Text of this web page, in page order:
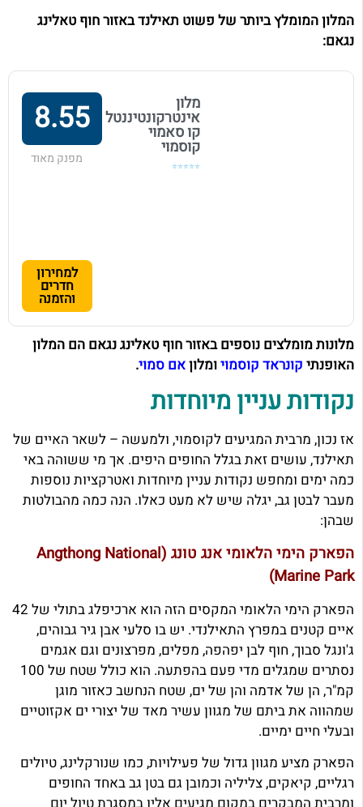
המלון המומלץ ביותר של פשוט תאילנד באזור חוף טאלינג
נגאם:
מלון
אינטרקונטיננטל
קו סאמוי
קוסמוי
⭐⭐⭐⭐⭐
8.55
מפנק מאוד
למחירון
חדרים
והזמנה
מלונות מומלצים נוספים באזור חוף טאלינג נגאם הם המלון
האופנתי קונראד קוסמויומלוןאם סמוי.
נקודות עניין מיוחדות
אז נכון, מרבית המגיעים לקוסמוי, ולמעשה – לשאר האיים של
תאילנד, עושים זאת בגלל החופים היפים. אך מי ששוהה באי
כמה ימים ומחפש נקודות עניין מיוחדות ואטרקציות נוספות
מעבר לבטן גב, יגלה שיש לא מעט כאלו. הנה כמה מהבולטות
שבהן:
הפארק הימי הלאומי אנג טונג (Angthong National
Marine Park)
הפארק הימי הלאומי המקסים הזה הוא ארכיפלג בתולי של 42
איים קטנים במפרץ התאילנדי. יש בו סלעי אבן גיר גבוהים,
ג'ונגל סבוך, חוף לבן יפהפה, מפלים, מפרצונים וגם אגמים
נסתרים שמגלים מדי פעם בהפתעה. הוא כולל שטח של 100
קמ"ר, הן של אדמה והן של ים, שטח הנחשב כאזור מוגן
שמהווה את ביתם של מגוון עשיר מאד של יצורי ים אקזוטיים
ובעלי חיים ימיים.
הפארק מציע מגוון גדול של פעילויות, כמו שנורקלינג, טיולים
רגליים, קיאקים, צליליה וכמובן גם בטן גב באחד החופים